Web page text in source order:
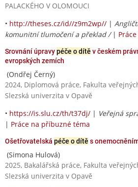
PALACKÉHO V OLOMOUCI
• http://theses.cz/id//z9m2wp// |
komunitní tlumočení a překlad / |
Srovnání úpravypéče o dítě v českém
evropských zemích
(Ondřej Černý)
2024, Diplomová práce, Fakulta
Slezská univerzita v Opavě
• https://is.slu.cz/th/t37dj/ | Veřejná
| Práce na příbuzné téma
Ošetřovatelská péče o dítě s
(Simona Hulová)
2025, Bakalářská práce, Fakulta
Slezská univerzita v Opavě